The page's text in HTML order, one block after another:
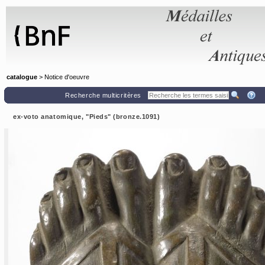
catalogue > Notice d'oeuvre
Recherche multicritères
ex-voto anatomique, "Pieds" (bronze.1091)